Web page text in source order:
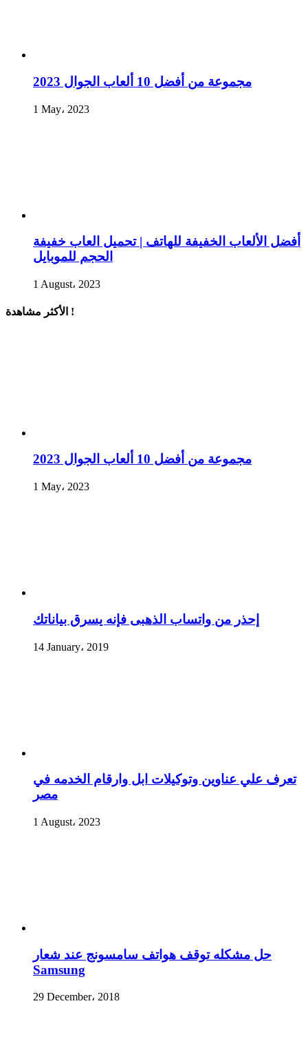
مجموعة من أفضل 10 ألعاب الجوال 2023
1 May، 2023
أفضل الألعاب الخفيفة للهاتف | تحميل العاب خفيفة
الحجم للموبايل
1 August، 2023
الأكثر مشاهدة !
مجموعة من أفضل 10 ألعاب الجوال 2023
1 May، 2023
إحذر من واتساب الذهبى فإنه يسرق بياناتك
14 January، 2019
تعرف علي عناوين وتوكيلات ابل وارقام الخدمه في
مصر
1 August، 2023
حل مشكله توقف هواتف سامسونج عند شعار
Samsung
29 December، 2018